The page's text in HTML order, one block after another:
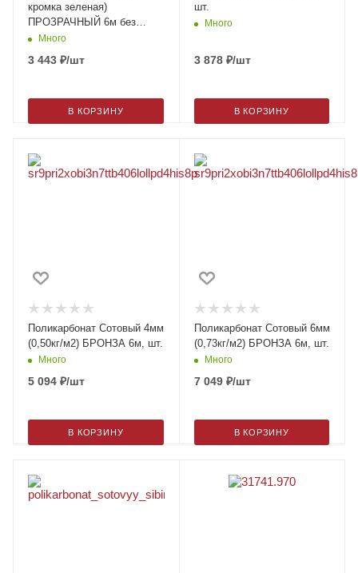
кромка зеленая)
ПРОЗРАЧНЫЙ 6м без
нижней пленки
Много
3 443 ₽/шт
В КОРЗИНУ
шт.
Много
3 878₽/шт
В КОРЗИНУ
Поликарбонат Сотовый 4мм
(0,50кг/м2) БРОНЗА 6м, шт.
Много
5 094 ₽/шт
В КОРЗИНУ
Поликарбонат Сотовый 6мм
(0,73кг/м2) БРОНЗА 6м, шт.
Много
7 049₽/шт
В КОРЗИНУ